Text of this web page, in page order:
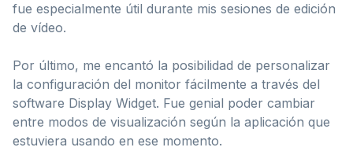
fue especialmente útil durante mis sesiones de edición
de vídeo.
Por último, me encantó la posibilidad de personalizar
la configuración del monitor fácilmente a través del
software Display Widget. Fue genial poder cambiar
entre modos de visualización según la aplicación que
estuviera usando en ese momento.